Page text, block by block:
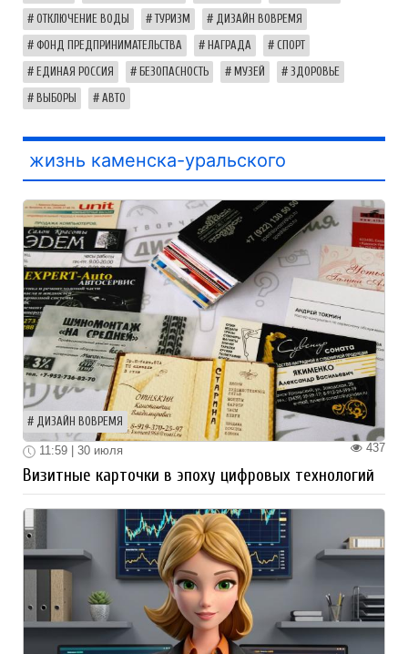
ОТКЛЮЧЕНИЕ ВОДЫ ТУРИЗМ ДИЗАЙН ВОВРЕМЯ
ФОНД ПРЕДПРИНИМАТЕЛЬСТВА НАГРАДА СПОРТ
ЕДИНАЯ РОССИЯ БЕЗОПАСНОСТЬ МУЗЕЙ ЗДОРОВЬЕ
ВЫБОРЫ АВТО
жизнь каменска-уральского
ДИЗАЙН ВОВРЕМЯ
437
11:59 | 30 июля
Визитные карточки в эпоху цифровых технологий